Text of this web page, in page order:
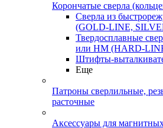
Корончатые сверла
Сверла из
(GOLD-LINE,
Твердосплавные
или HM (HARD-
Штифты-
Еще
Патроны сверлильные,
расточные
Аксессуары для